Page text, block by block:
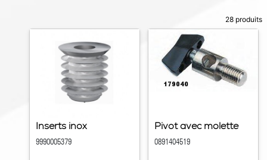
28 produits
Inserts inox
9990005379
Pivot avec molette
0891404519